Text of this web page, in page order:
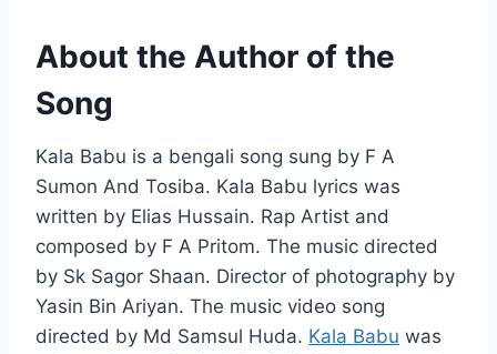
About the Author of the
Song
Kala Babu is a bengali song sung by F A
Sumon And Tosiba. Kala Babu lyrics was
written by Elias Hussain. Rap Artist and
composed by F A Pritom. The music directed
by Sk Sagor Shaan. Director of photography by
Yasin Bin Ariyan. The music video song
directed by Md Samsul Huda. Kala Babu was